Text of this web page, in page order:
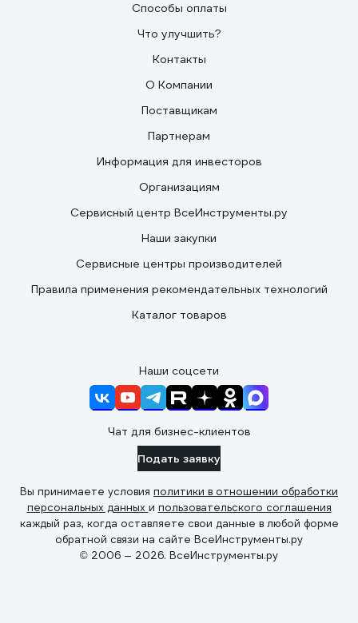
Способы оплаты
Что улучшить?
Контакты
О Компании
Поставщикам
Партнерам
Информация для инвесторов
Организациям
Сервисный центр ВсеИнструменты.ру
Наши закупки
Сервисные центры производителей
Правила применения рекомендательных технологий
Каталог товаров
Наши соцсети
Чат для бизнес-клиентов
Подать заявку
Вы принимаете условия политики в отношении обработки
персональных данных и пользовательского соглашения
каждый раз, когда оставляете свои данные в любой форме
обратной связи на сайте ВсеИнструменты.ру
© 2006 — 2026. ВсеИнструменты.ру